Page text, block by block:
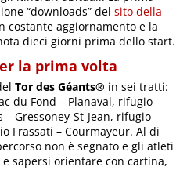
“downloads” delsito della
costante aggiornamento e la
dieci giorni prima dello start.
la prima volta
Tor des Géants® in sei tratti:
du Fond – Planaval, rifugio
Gressoney-St-Jean, rifugio
Frassati – Courmayeur. Al di
non è segnato e gli atleti
e sapersi orientare con cartina,